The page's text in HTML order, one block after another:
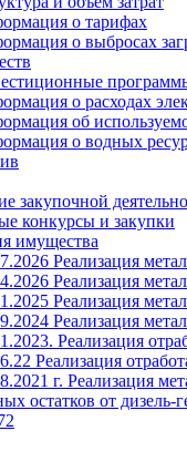
о тарифах
о выбросах
о расходах
об
о водных
закупочной
конкурсы и закупки
имущества
Реализация
Реализация
Реализация
Реализация
Реализация
Реализация
г. Реализация
остатков от дизель-